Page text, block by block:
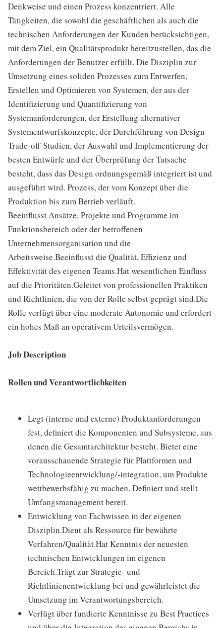
Denkweise und einen Prozess konzentriert. Alle
Tätigkeiten, die sowohl die geschäftlichen als auch die
technischen Anforderungen der Kunden berücksichtigen,
mit dem Ziel, ein Qualitätsprodukt bereitzustellen, das die
Anforderungen der Benutzer erfüllt. Die Disziplin zur
Umsetzung eines soliden Prozesses zum Entwerfen,
Erstellen und Optimieren von Systemen, der aus der
Identifizierung und Quantifizierung von
Systemanforderungen, der Erstellung alternativer
Systementwurfskonzepte, der Durchführung von Design-
Trade-off-Studien, der Auswahl und Implementierung der
besten Entwürfe und der Überprüfung der Tatsache
besteht, dass das Design ordnungsgemäß integriert ist und
ausgeführt wird. Prozess, der vom Konzept über die
Produktion bis zum Betrieb verläuft.
Beeinflusst Ansätze, Projekte und Programme im
Funktionsbereich oder der betroffenen
Unternehmensorganisation und die
Arbeitsweise.Beeinflusst die Qualität, Effizienz und
Effektivität des eigenen Teams.Hat wesentlichen Einfluss
auf die Prioritäten.Geleitet von professionellen Praktiken
und Richtlinien, die von der Rolle selbst geprägt sind.Die
Rolle verfügt über eine moderate Autonomie und erfordert
ein hohes Maß an operativem Urteilsvermögen.
Job Description
Rollen und Verantwortlichkeiten
Legt (interne und externe) Produktanforderungen
fest, definiert die Komponenten und Subsysteme, aus
denen die Gesamtarchitektur besteht. Bietet eine
vorausschauende Strategie für Plattformen und
Technologieentwicklung/-integration, um Produkte
wettbewerbsfähig zu machen. Definiert und stellt
Umfangsmanagement bereit.
Entwicklung von Fachwissen in der eigenen
Disziplin.Dient als Ressource für bewährte
Verfahren/Qualität.Hat Kenntnis der neuesten
technischen Entwicklungen im eigenen
Bereich.Trägt zur Strategie- und
Richtlinienentwicklung bei und gewährleistet die
Umsetzung im Verantwortungsbereich.
Verfügt über fundierte Kenntnisse zu Best Practices